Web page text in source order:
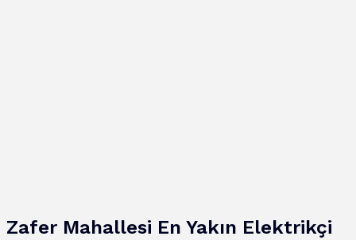
Zafer Mahallesi En Yakın Elektrikçi